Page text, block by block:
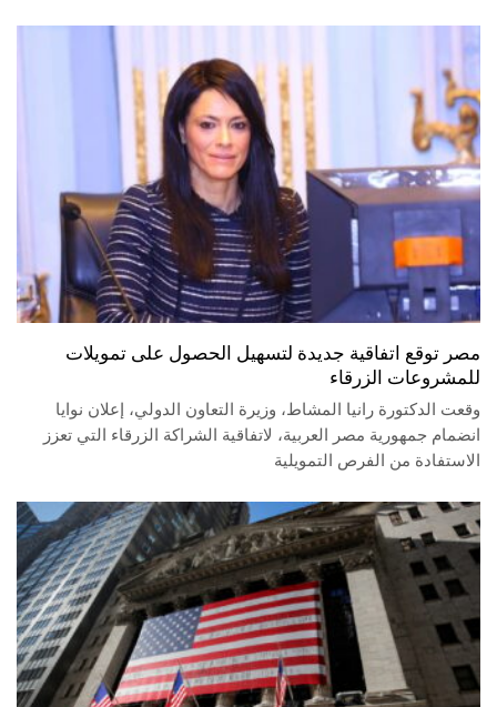
مصر توقع اتفاقية جديدة لتسهيل الحصول على تمويلات
للمشروعات الزرقاء
وقعت الدكتورة رانيا المشاط، وزيرة التعاون الدولي، إعلان نوايا
انضمام جمهورية مصر العربية، لاتفاقية الشراكة الزرقاء التي تعزز
الاستفادة من الفرص التمويلية